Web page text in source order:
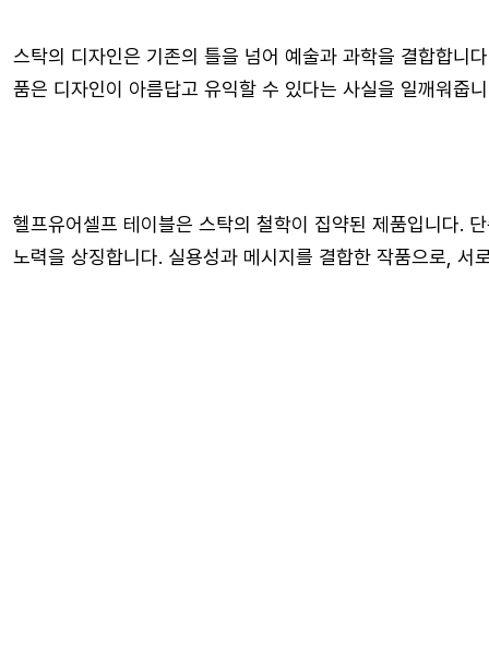
스탁의 디자인은 기존의 틀을 넘어 예술과 과학을 결합합니
품은 디자인이 아름답고 유익할 수 있다는 사실을 일깨워줍
헬프유어셀프 테이블은 스탁의 철학이 집약된 제품입니다.
노력을 상징합니다. 실용성과 메시지를 결합한 작품으로,